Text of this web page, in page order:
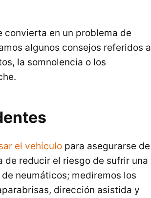
convierta en un problema de
algunos consejos referidos a
la somnolencia o los
el vehículo para asegurarse de
de reducir el riesgo de sufrir una
neumáticos; mediremos los
dirección asistida y